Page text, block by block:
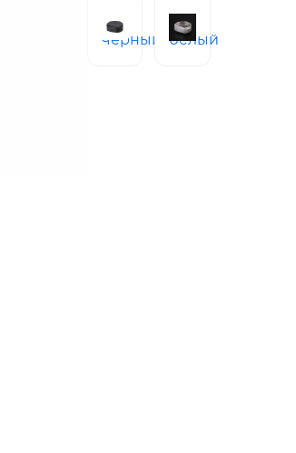
черный белый